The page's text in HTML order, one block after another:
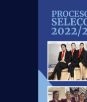
TAG CLOUD
Binter Canarias
Desfibriladores
operarios de Handling
Operador de
Apoyo de Atención a